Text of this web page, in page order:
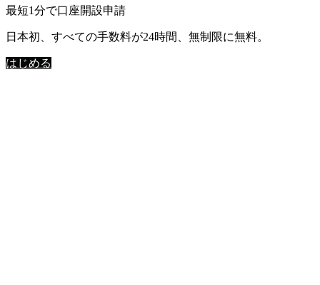
最短1分で口座開設申請
日本初、すべての手数料が24時間、無制限に無料。
はじめる